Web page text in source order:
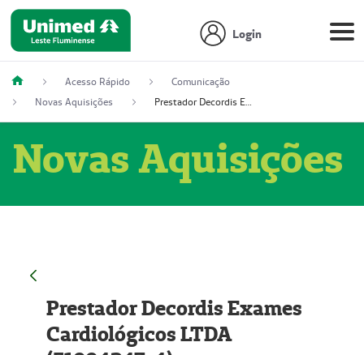
Login
Acesso Rápido
Comunicação
Novas Aquisições
Prestador Decordis Exames Cardiológicos LTDA (51004347-4)
Novas Aquisições
Prestador Decordis Exames
Cardiológicos LTDA